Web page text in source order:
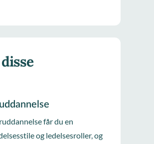
får du en
og ledelsesroller, og